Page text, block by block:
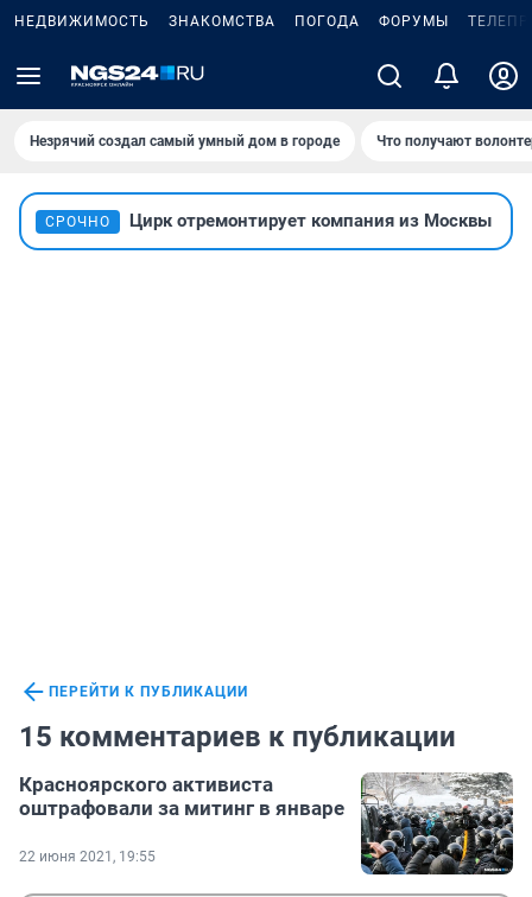
НЕДВИЖИМОСТЬ ЗНАКОМСТВА ПОГОДА ФОРУМЫ
Незрячий создал самый умный дом в городе Что получают
СРОЧНО Цирк отремонтирует компания из Москвы
ПЕРЕЙТИ К ПУБЛИКАЦИИ
15 комментариев к публикации
Красноярского активиста
оштрафовали за митинг в январе
22 июня 2021, 19:55